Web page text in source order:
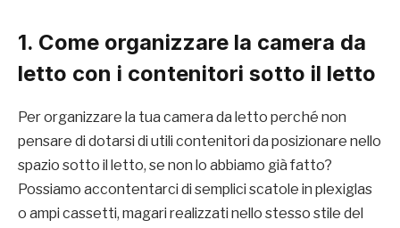
1. Come organizzare la camera da
letto con i contenitori sotto il letto
Per organizzare la tua camera da letto perché non
pensare di dotarsi di utili contenitori da posizionare nello
spazio sotto il letto, se non lo abbiamo già fatto?
Possiamo accontentarci di semplici scatole in plexiglas
o ampi cassetti, magari realizzati nello stesso stile del